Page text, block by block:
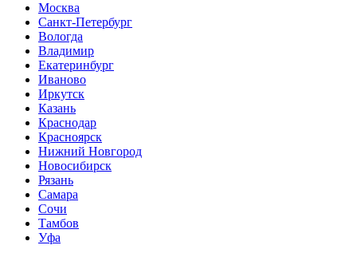
Москва
Санкт-Петербург
Вологда
Владимир
Екатеринбург
Иваново
Иркутск
Казань
Краснодар
Красноярск
Нижний Новгород
Новосибирск
Рязань
Самара
Сочи
Тамбов
Уфа